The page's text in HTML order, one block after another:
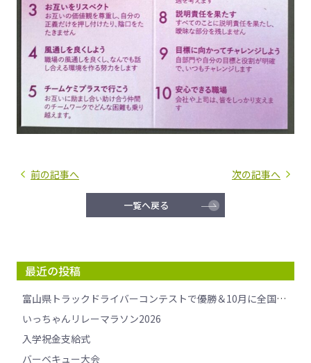
前の記事へ 次の記事へ
一覧へ戻る
最近の投稿
富山県トラックドライバーコンテストで優勝＆10月に全国大会へ挑戦します！
いっちゃんリレーマラソン2026
入学祝金支給式
バーベキュー大会